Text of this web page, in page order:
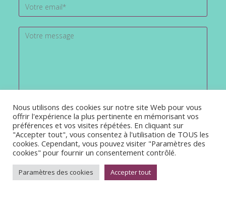
Nous utilisons des cookies sur notre site Web pour vous
offrir l'expérience la plus pertinente en mémorisant vos
préférences et vos visites répétées. En cliquant sur
"Accepter tout", vous consentez à l'utilisation de TOUS les
cookies. Cependant, vous pouvez visiter "Paramètres des
cookies" pour fournir un consentement contrôlé.
Paramètres des cookies Accepter tout